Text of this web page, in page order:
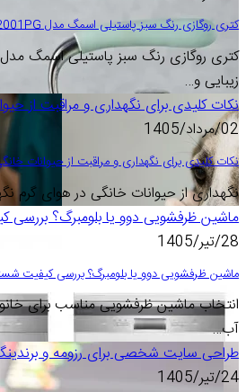
کتری روگازی رنگ سبز پاستیلی اسمگ مدل CKLW2001PG
زیبایی و…
نکات کلیدی برای نگهداری و مراقبت از
02/مرداد/1405
نکات کلیدی برای نگهداری و مراقبت از حیوانات
نگهداری از حیوانات خانگی در هوای گرم
ماشین ظرفشویی دوو یا بلومبرگ؟ بررسی
28/تیر/1405
ماشین ظرفشویی دوو یا بلومبرگ؟ بررسی کیفیت
انتخاب ماشین ظرفشویی مناسب برای
آب…
طراحی سایت شخصی برای رزومه و
24/تیر/1405